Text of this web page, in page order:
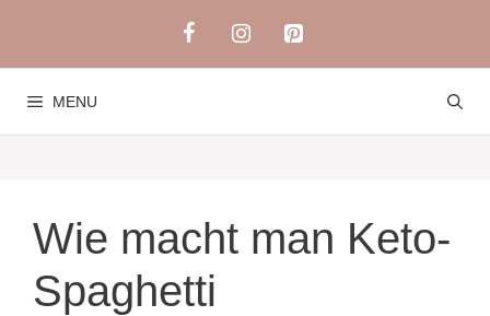
content
MENU
Wie macht man Keto-
Spaghetti